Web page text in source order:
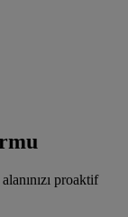
proaktif